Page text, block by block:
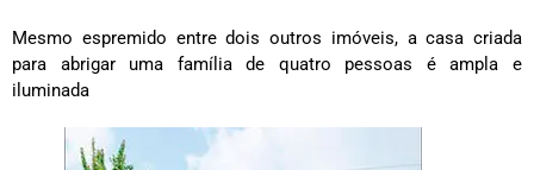
Mesmo espremido entre dois outros imóveis, a casa criada
para abrigar uma família de quatro pessoas é ampla e
iluminada